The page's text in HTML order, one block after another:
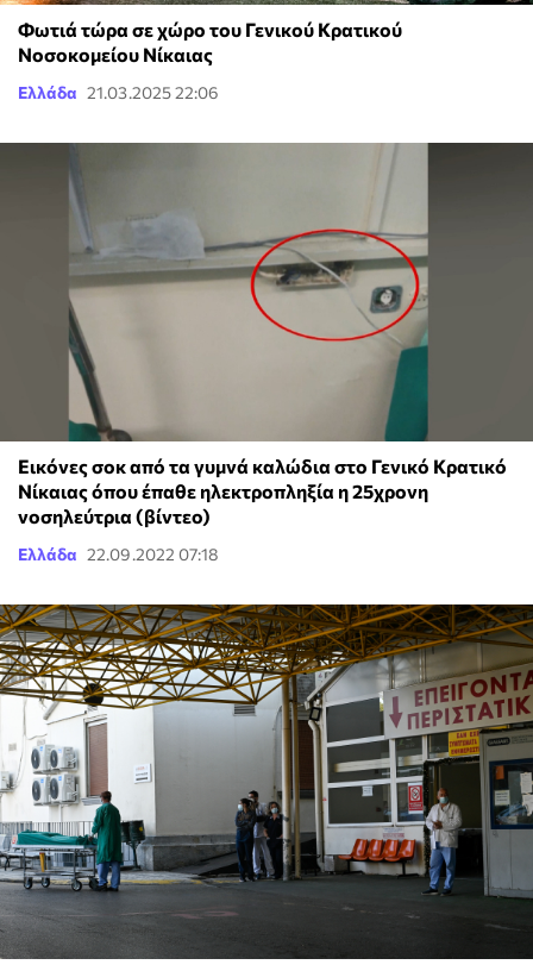
Φωτιά τώρα σε χώρο του Γενικού Κρατικού
Νοσοκομείου Νίκαιας
Ελλάδα 21.03.2025 22:06
Εικόνες σοκ από τα γυμνά καλώδια στο Γενικό Κρατικό
Νίκαιας όπου έπαθε ηλεκτροπληξία η 25χρονη
νοσηλεύτρια (βίντεο)
Ελλάδα 22.09.2022 07:18